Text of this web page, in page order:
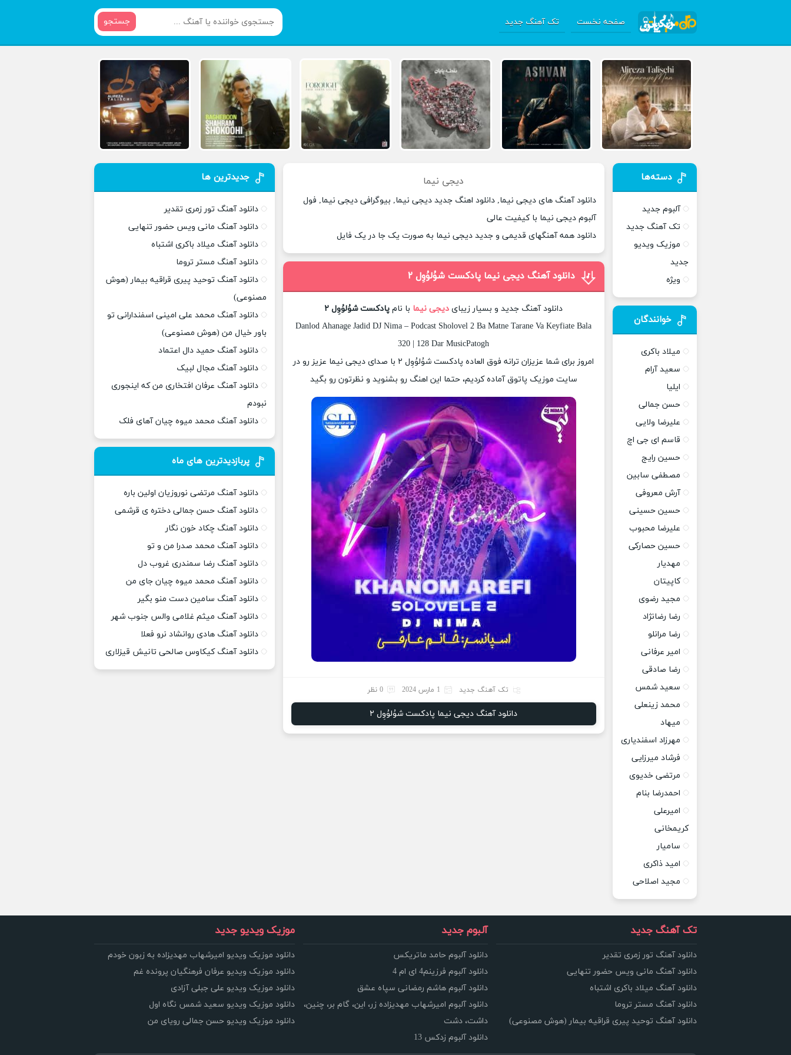
صفحه نخست تک آهنگ جدید جستجو
دیجی نیما
دانلود آهنگ های دیجی نیما, دانلود اهنگ جدید دیجی نیما, بیوگرافی دیجی نیما, فول
آلبوم دیجی نیما با کیفیت عالی
دانلود همه آهنگهای قدیمی و جدید دیجی نیما به صورت یک جا در یک فایل
دانلود آهنگ دیجی نیما پادکست شوُلوُوِل ۲
دانلود آهنگ جدید و بسیار زیبای دیجی نیما با نام پادکست شوُلوُوِل ۲
Danlod Ahanage Jadid DJ Nima – Podcast Sholovel 2 Ba Matne Tarane Va Keyfiate Bala
320 | 128 Dar MusicPatogh
امروز برای شما عزیزان ترانه فوق العاده پادکست شوُلوُوِل ۲ با صدای دیجی نیما عزیز رو در
سایت موزیک پاتوق آماده کردیم، حتما این اهنگ رو بشنوید و نظرتون رو بگید
تک آهنگ جدید 1 مارس 2024 0 نظر
دانلود آهنگ دیجی نیما پادکست شوُلوُوِل ۲
دسته‌ها
آلبوم جدید
تک آهنگ جدید
موزیک ویدیو
جدید
ویژه
خوانندگان
میلاد باکری
سعید آرام
ایلیا
حسن جمالی
علیرضا ولایی
قاسم ای جی اچ
حسین رایج
مصطفی سابین
آرش معروفی
حسین حسینی
علیرضا محبوب
حسین حصارکی
مهدیار
کاپیتان
مجید رضوی
رضا رضانژاد
رضا مرانلو
امیر عرفانی
رضا صادقی
سعید شمس
محمد زینعلی
میهاد
مهرزاد اسفندیاری
فرشاد میرزایی
مرتضی خدیوی
احمدرضا بنام
امیرعلی
کریمخانی
سامیار
امید ذاکری
مجید اصلاحی
جدیدترین ها
دانلود آهنگ تور زمری تقدیر
دانلود آهنگ مانی ویس حضور تنهایی
دانلود آهنگ میلاد باکری اشتباه
دانلود آهنگ مستر تروما
دانلود آهنگ توحید پیری قراقیه بیمار (هوش
مصنوعی)
دانلود آهنگ محمد علی امینی اسفندارانی تو
باور خیال من (هوش مصنوعی)
دانلود آهنگ حمید دال اعتماد
دانلود آهنگ مجال لبیک
دانلود آهنگ عرفان افتخاری من که اینجوری
نبودم
دانلود آهنگ محمد میوه چیان آهای فلک
پربازدیدترین های ماه
دانلود آهنگ مرتضی نوروزیان اولین باره
دانلود آهنگ حسن جمالی دختره ی قرشمی
دانلود آهنگ چکاد خون نگار
دانلود آهنگ محمد صدرا من و تو
دانلود آهنگ رضا سمندری غروب دل
دانلود آهنگ محمد میوه چیان جای من
دانلود آهنگ سامین دست منو بگیر
دانلود آهنگ میثم غلامی والس جنوب شهر
دانلود آهنگ هادی روانشاد نرو فعلا
دانلود آهنگ کیکاوس صالحی تانیش قیزلاری
تک آهنگ جدید
دانلود آهنگ تور زمری تقدیر
دانلود آهنگ مانی ویس حضور تنهایی
دانلود آهنگ میلاد باکری اشتباه
دانلود آهنگ مستر تروما
دانلود آهنگ توحید پیری قراقیه بیمار (هوش مصنوعی)
آلبوم جدید
دانلود آلبوم حامد ماتریکس
دانلود آلبوم فرزینم4 ای ام 4
دانلود آلبوم هاشم رمضانی سپاه عشق
دانلود آلبوم امیرشهاب مهدیزاده زر، این، گام بر، چنین،
داشت، دشت
دانلود آلبوم زدکس 13
موزیک ویدیو جدید
دانلود موزیک ویدیو امیرشهاب مهدیزاده به زبون خودم
دانلود موزیک ویدیو عرفان فرهنگیان پرونده غم
دانلود موزیک ویدیو علی جبلی آزادی
دانلود موزیک ویدیو سعید شمس نگاه اول
دانلود موزیک ویدیو حسن جمالی رویای من